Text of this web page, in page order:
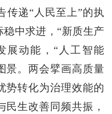
传递“人民至上”的执
中求进，“新质生产
展动能，“人工智能
景。两会擘画高质量
势转化为治理效能的
生改善同频共振，